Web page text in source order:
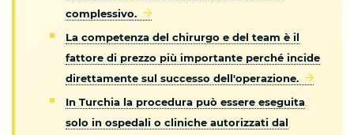
complessivo.
La competenza del chirurgo e del team è il
fattore di prezzo più importante perché incide
direttamente sul successo dell'operazione.
In Turchia la procedura può essere eseguita
solo in ospedali o cliniche autorizzati dal